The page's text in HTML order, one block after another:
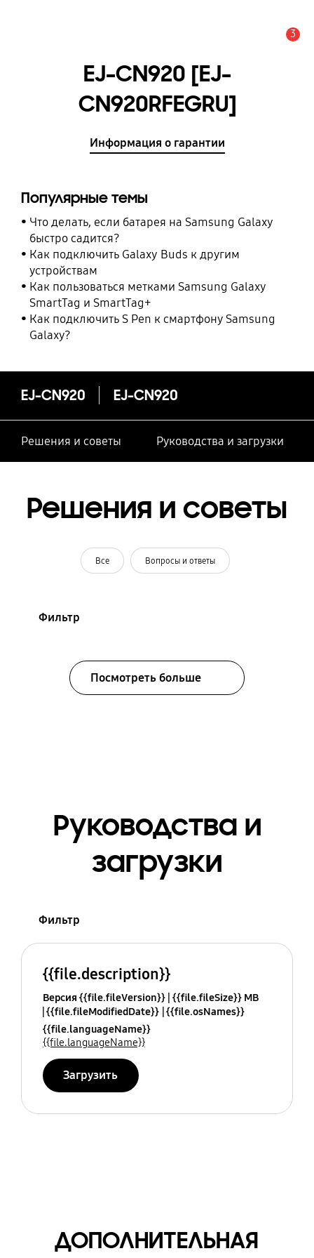
3
EJ-CN920 [EJ-
CN920RFEGRU]
Информация о гарантии
Популярные темы
Что делать, если батарея на Samsung Galaxy
быстро садится?
Как подключить Galaxy Buds к другим
устройствам
Как пользоваться метками Samsung Galaxy
SmartTag и SmartTag+
Как подключить S Pen к смартфону Samsung
Galaxy?
EJ-CN920 EJ-CN920
Решения и советы Руководства и загрузки
Решения и советы
Все Вопросы и ответы
Фильтр
Посмотреть больше
Руководства и
загрузки
Фильтр
{{file.description}}
Версия {{file.fileVersion}} {{file.fileSize}} MB
{{file.fileModifiedDate}} {{file.osNames}}
{{file.languageName}}
{{file.languageName}}
Загрузить
ДОПОЛНИТЕЛЬНАЯ